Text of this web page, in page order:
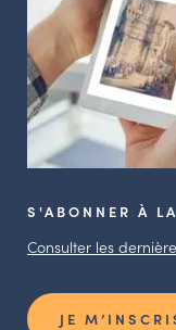
S'ABONNER À
Consulter les
JE